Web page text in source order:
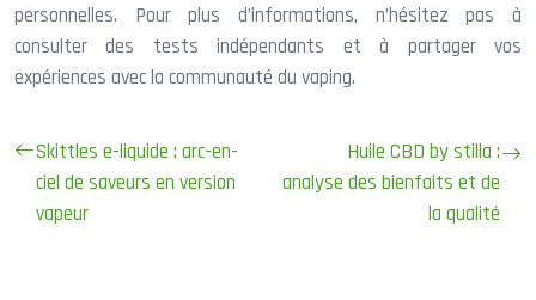
personnelles. Pour plus d’informations, n’hésitez pas à
consulter des tests indépendants et à partager vos
expériences avec la communauté du vaping.
Skittles e-liquide : arc-en-
ciel de saveurs en version
vapeur
Huile CBD by stilla :
analyse des bienfaits et de
la qualité